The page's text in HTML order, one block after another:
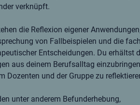
verknüpft.
die Reflexion eigener
von Fallbeispielen und die
Entscheidungen. Du erhältst
aus deinem Berufsalltag
Dozenten und der Gruppe zu
unter anderem Befunderhebung,